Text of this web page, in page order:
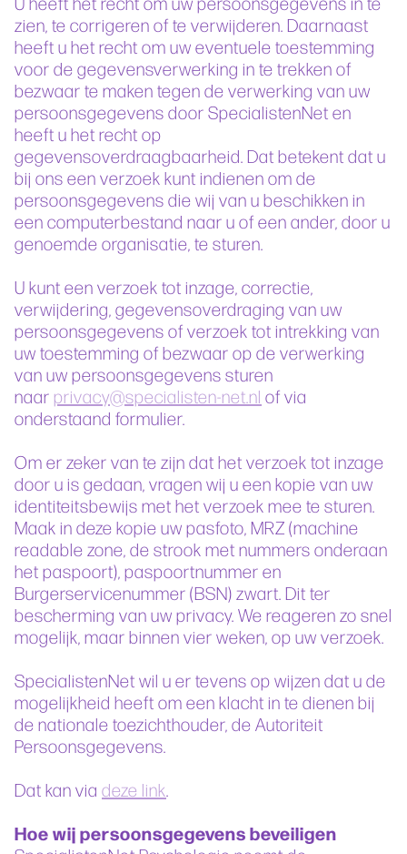
zien, te corrigeren of te verwijderen. Daarnaast
heeft u het recht om uw eventuele toestemming
voor de gegevensverwerking in te trekken of
bezwaar te maken tegen de verwerking van uw
persoonsgegevens door SpecialistenNet en
heeft u het recht op
gegevensoverdraagbaarheid. Dat betekent dat u
bij ons een verzoek kunt indienen om de
persoonsgegevens die wij van u beschikken in
een computerbestand naar u of een ander, door u
genoemde organisatie, te sturen.
U kunt een verzoek tot inzage, correctie,
verwijdering, gegevensoverdraging van uw
persoonsgegevens of verzoek tot intrekking van
uw toestemming of bezwaar op de verwerking
van uw persoonsgegevens sturen
naar privacy@specialisten-net.nl of via
onderstaand formulier.
Om er zeker van te zijn dat het verzoek tot inzage
door u is gedaan, vragen wij u een kopie van uw
identiteitsbewijs met het verzoek mee te sturen.
Maak in deze kopie uw pasfoto, MRZ (machine
readable zone, de strook met nummers onderaan
het paspoort), paspoortnummer en
Burgerservicenummer (BSN) zwart. Dit ter
bescherming van uw privacy. We reageren zo snel
mogelijk, maar binnen vier weken, op uw verzoek.
SpecialistenNet wil u er tevens op wijzen dat u de
mogelijkheid heeft om een klacht in te dienen bij
de nationale toezichthouder, de Autoriteit
Persoonsgegevens.
Dat kan via deze link.
Hoe wij persoonsgegevens beveiligen